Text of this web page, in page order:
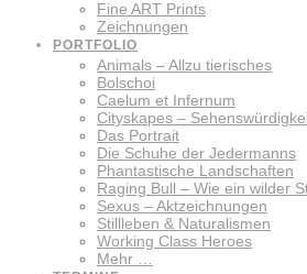
Fine ART Prints
Zeichnungen
PORTFOLIO
Animals – Allzu tierisches
Bolschoi
Caelum et Infernum
Cityskapes –
Das Portrait
Die Schuhe der Jedermanns
Phantastische Landschaften
Raging Bull – Wie ein wilder
Sexus – Aktzeichnungen
Stillleben & Naturalismen
Working Class Heroes
Mehr …